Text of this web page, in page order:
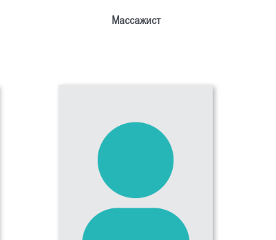
Массажист